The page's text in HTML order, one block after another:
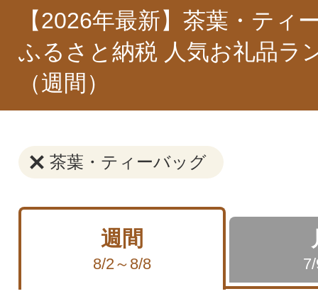
【2026年最新】茶葉・ティ
ふるさと納税 人気お礼品ラ
（週間）
茶葉・ティーバッグ
週間
8/2～8/8